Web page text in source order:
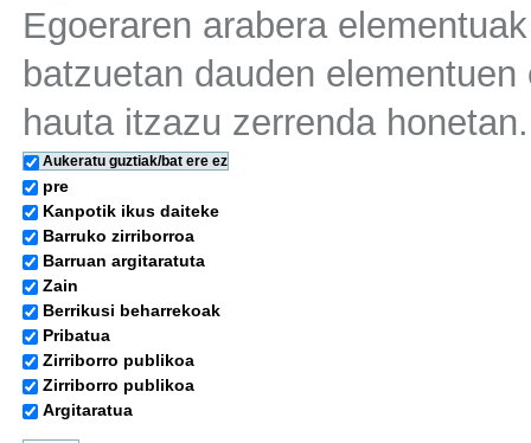
Egoeraren arabera
batzuetan dauden
hauta itzazu zerrenda honetan.
Aukeratu guztiak/bat ere ez
pre
Kanpotik ikus daiteke
Barruko zirriborroa
Barruan argitaratuta
Zain
Berrikusi beharrekoak
Pribatua
Zirriborro publikoa
Zirriborro publikoa
Argitaratua